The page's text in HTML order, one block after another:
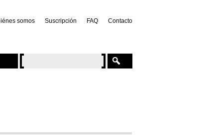
somos Suscripción FAQ Contacto